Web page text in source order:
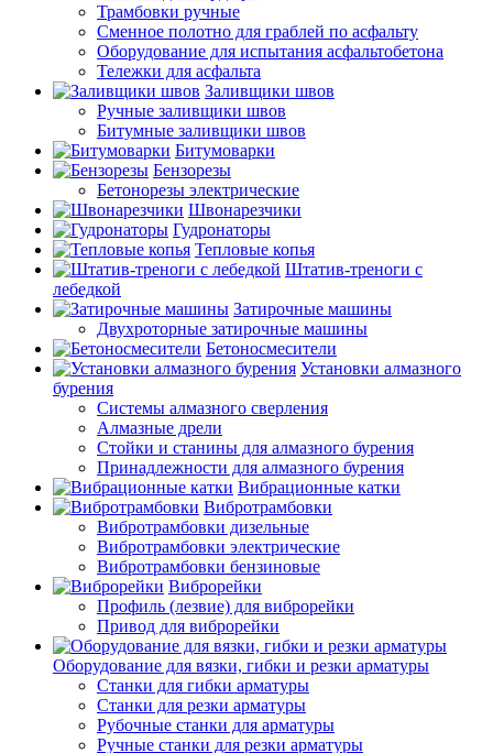
Трамбовки ручные
Сменное полотно для граблей по асфальту
Оборудование для испытания асфальтобетона
Тележки для асфальта
Заливщики швов
Ручные заливщики швов
Битумные заливщики швов
Битумоварки
Бензорезы
Бетонорезы электрические
Швонарезчики
Гудронаторы
Тепловые копья
Штатив-треноги с
лебедкой
Затирочные машины
Двухроторные затирочные машины
Бетоносмесители
Установки алмазного
бурения
Системы алмазного сверления
Алмазные дрели
Стойки и станины для алмазного бурения
Принадлежности для алмазного бурения
Вибрационные катки
Вибротрамбовки
Вибротрамбовки дизельные
Вибротрамбовки электрические
Вибротрамбовки бензиновые
Виброрейки
Профиль (лезвие) для виброрейки
Привод для виброрейки
Оборудование для вязки, гибки и резки арматуры
Станки для гибки арматуры
Станки для резки арматуры
Рубочные станки для арматуры
Ручные станки для резки арматуры